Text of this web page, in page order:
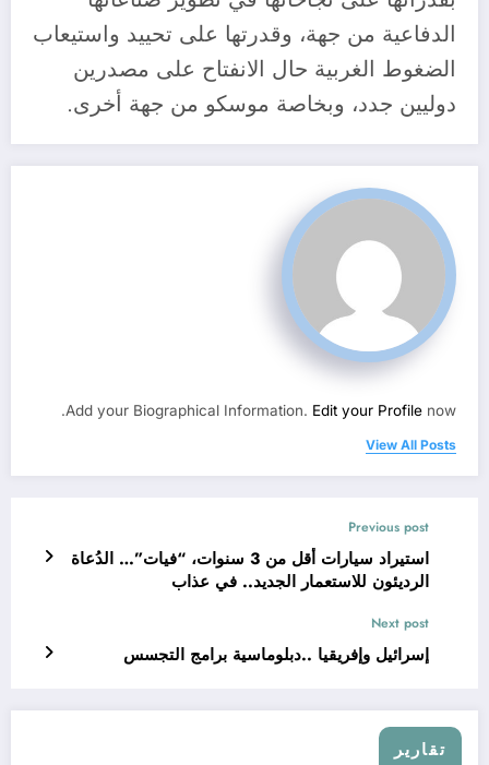
الدفاعية من جهة، وقدرتها على تحييد واستيعاب
الضغوط الغربية حال الانفتاح على مصدرين
دوليين جدد، وبخاصة موسكو من جهة أخرى.
Add your Biographical Information. Edit your Profile now.
View All Posts
Previous post
استيراد سيارات أقل من 3 سنوات، “فيات”… الدُعاة
الرديئون للاستعمار الجديد.. في عذاب
Next post
إسرائيل وإفريقيا ..دبلوماسية برامج التجسس
تقارير